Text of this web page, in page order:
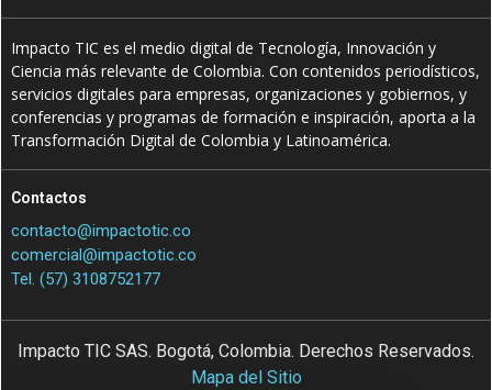
Impacto TIC es el medio digital de Tecnología, Innovación y
Ciencia más relevante de Colombia. Con contenidos periodísticos,
servicios digitales para empresas, organizaciones y gobiernos, y
conferencias y programas de formación e inspiración, aporta a la
Transformación Digital de Colombia y Latinoamérica.
Contactos
contacto@impactotic.co
comercial@impactotic.co
Tel. (57) 3108752177
Impacto TIC SAS. Bogotá, Colombia. Derechos Reservados.
Mapa del Sitio